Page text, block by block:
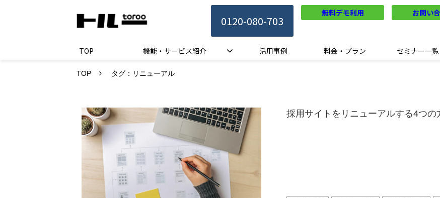
0120-080-703
無料デモ利用 お問い
TOP 機能・サービス紹介 活用事例 料金・プラン セミナー一覧
TOP タグ：リニューアル
採用サイトをリニューアルする4つ